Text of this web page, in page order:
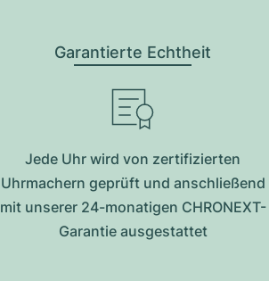
Garantierte Echtheit
Jede Uhr wird von zertifizierten
Uhrmachern geprüft und anschließend
mit unserer 24-monatigen CHRONEXT-
Garantie ausgestattet